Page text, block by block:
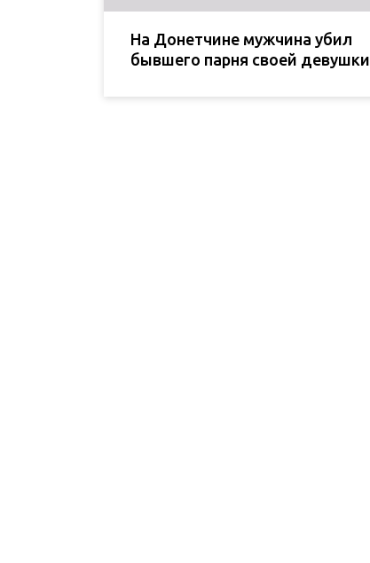
На Донетчине мужчина убил
бывшего парня своей девушки